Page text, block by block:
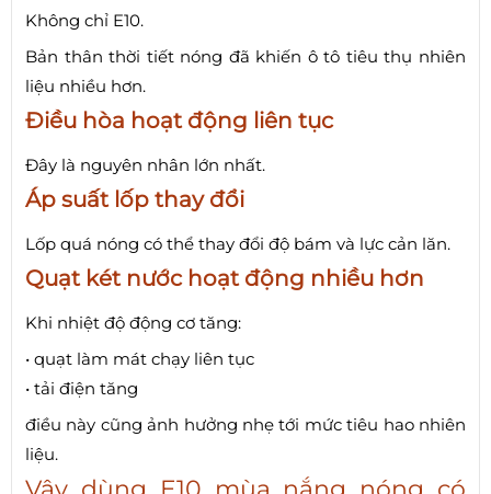
Không chỉ E10.
Bản thân thời tiết nóng đã khiến ô tô tiêu thụ nhiên
liệu nhiều hơn.
Điều hòa hoạt động liên tục
Đây là nguyên nhân lớn nhất.
Áp suất lốp thay đổi
Lốp quá nóng có thể thay đổi độ bám và lực cản lăn.
Quạt két nước hoạt động nhiều hơn
Khi nhiệt độ động cơ tăng:
• quạt làm mát chạy liên tục
• tải điện tăng
điều này cũng ảnh hưởng nhẹ tới mức tiêu hao nhiên
liệu.